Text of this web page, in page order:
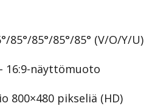
85°/85°/85°/85° (V/O/Y/U)
16:9-näyttömuoto
800×480 pikseliä (HD)